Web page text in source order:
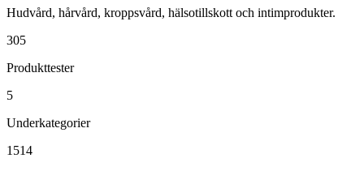
Hudvård, hårvård, kroppsvård, hälsotillskott och intimprodukter.
305
Produkttester
5
Underkategorier
1514